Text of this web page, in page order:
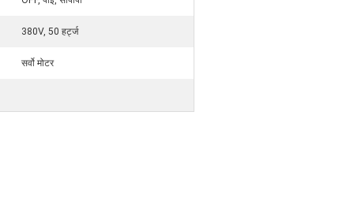
380V, 50 हर्ट्ज
सर्वो मोटर